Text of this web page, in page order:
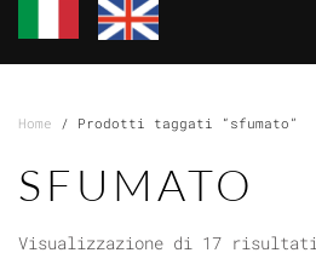
Home / Prodotti taggati “sfumato”
SFUMATO
Visualizzazione di 17 risultati